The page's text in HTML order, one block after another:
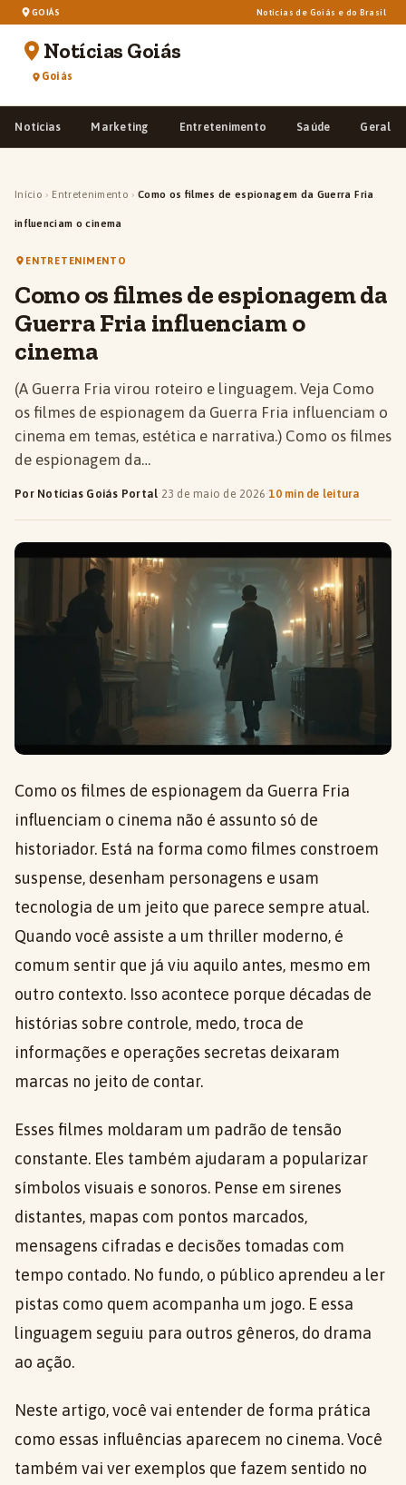
GOIÁS Notícias de Goiás e do Brasil
Notícias Goiás
Goiás
Notícias Marketing Entretenimento Saúde Geral
Início › Entretenimento › Como os filmes de espionagem da Guerra Fria
influenciam o cinema
ENTRETENIMENTO
Como os filmes de espionagem da
Guerra Fria influenciam o
cinema
(A Guerra Fria virou roteiro e linguagem. Veja Como
os filmes de espionagem da Guerra Fria influenciam o
cinema em temas, estética e narrativa.) Como os filmes
de espionagem da…
Por Notícias Goiás Portal·23 de maio de 2026·10 min de leitura
Como os filmes de espionagem da Guerra Fria
influenciam o cinema não é assunto só de
historiador. Está na forma como filmes constroem
suspense, desenham personagens e usam
tecnologia de um jeito que parece sempre atual.
Quando você assiste a um thriller moderno, é
comum sentir que já viu aquilo antes, mesmo em
outro contexto. Isso acontece porque décadas de
histórias sobre controle, medo, troca de
informações e operações secretas deixaram
marcas no jeito de contar.
Esses filmes moldaram um padrão de tensão
constante. Eles também ajudaram a popularizar
símbolos visuais e sonoros. Pense em sirenes
distantes, mapas com pontos marcados,
mensagens cifradas e decisões tomadas com
tempo contado. No fundo, o público aprendeu a ler
pistas como quem acompanha um jogo. E essa
linguagem seguiu para outros gêneros, do drama
ao ação.
Neste artigo, você vai entender de forma prática
como essas influências aparecem no cinema. Você
também vai ver exemplos que fazem sentido no